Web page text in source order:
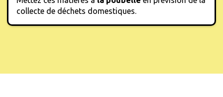
collecte de déchets domestiques.